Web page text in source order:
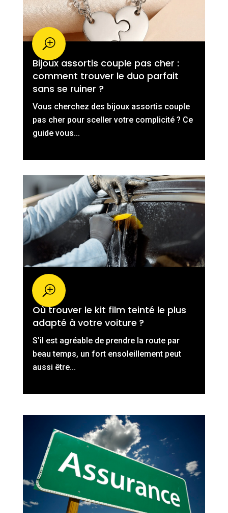
Bijoux assortis couple pas cher :
comment trouver le duo parfait
sans se ruiner ?
Vous cherchez des bijoux assortis couple
pas cher pour sceller votre complicité ? Ce
guide vous...
Où trouver le kit film teinté le plus
adapté à votre voiture ?
S’il est agréable de prendre la route par
beau temps, un fort ensoleillement peut
aussi être...